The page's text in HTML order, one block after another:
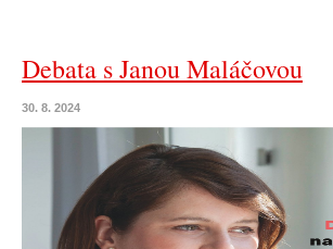
Debata s Janou Maláčovou
30. 8. 2024